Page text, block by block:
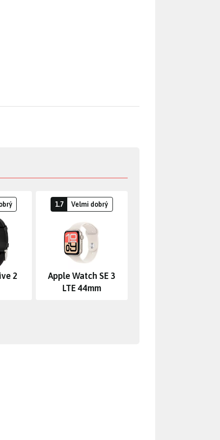
2
1.7 Velmi dobrý
Apple Watch SE 3
LTE 44mm
proto se vyprodaly